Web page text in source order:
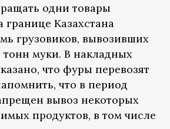
одни товары
границе Казахстана
грузовиков, вывозивших
муки. В накладных
что фуры перевозят
что в период
вывоз некоторых
продуктов, в том числе